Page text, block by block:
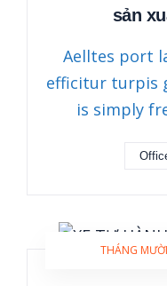
sản
Aelltes port
efficitur turpis
is simply
THÁNG